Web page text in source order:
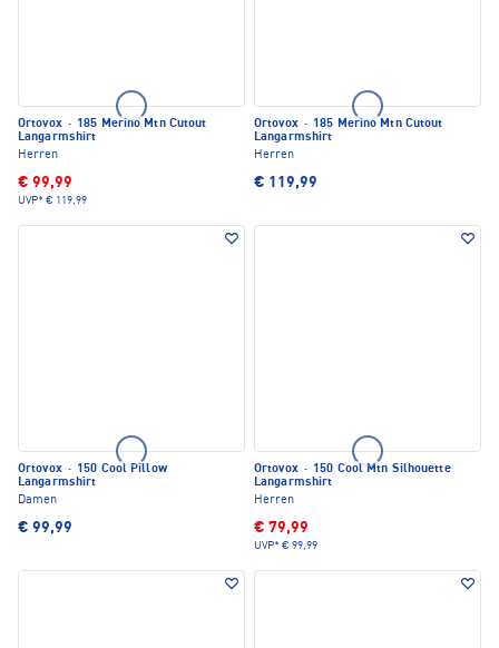
Ortovox · 185 Merino Mtn Cutout
Langarmshirt
Herren
€ 99,99
UVP* € 119,99
Ortovox · 185 Merino Mtn Cutout
Langarmshirt
Herren
€ 119,99
Ortovox · 150 Cool Pillow
Langarmshirt
Damen
€ 99,99
Ortovox · 150 Cool Mtn Silhouette
Langarmshirt
Herren
€ 79,99
UVP* € 99,99